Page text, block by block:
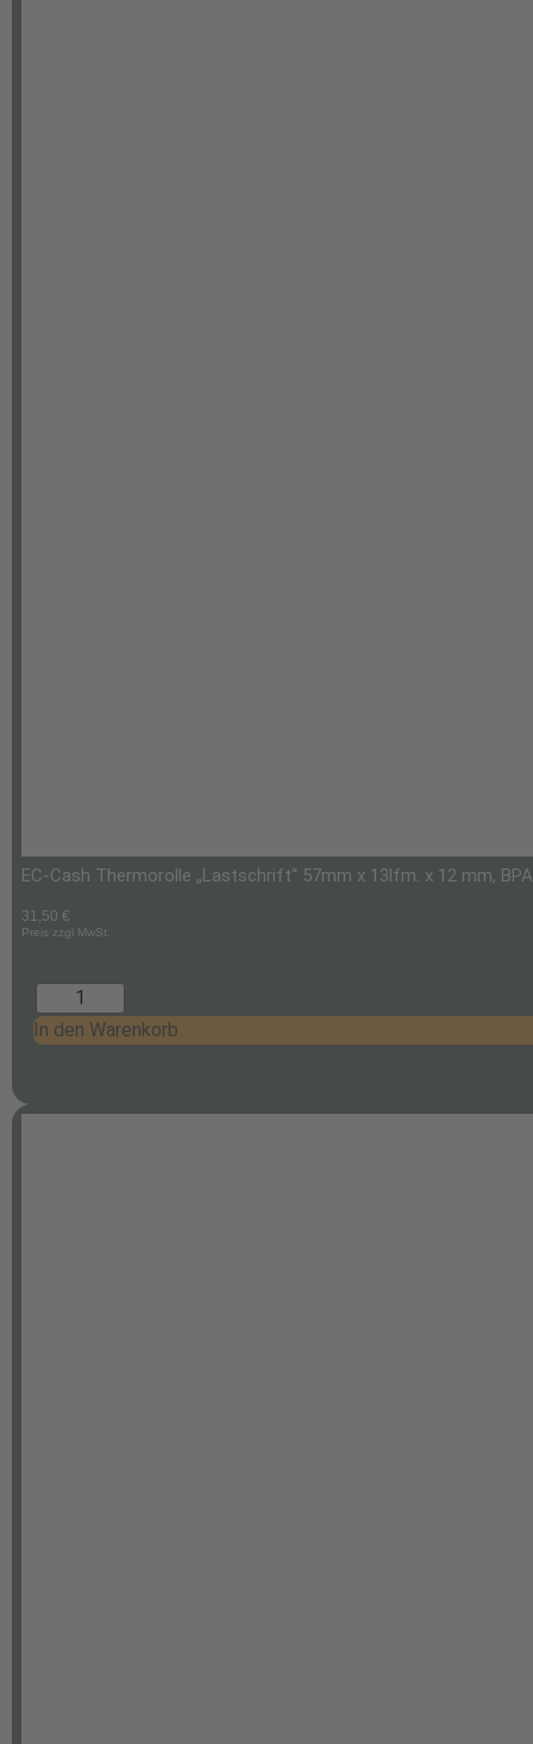
EC-Cash Thermorolle „Lastschrift“ 57mm x 13lfm. x 12 mm,
31,50 €
Preis zzgl MwSt.
In den Warenkorb